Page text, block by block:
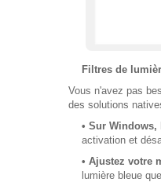
Filtres de
Vous n'avez pas
des solutions
• Sur
activation et
• Ajustez votre
lumière bleue